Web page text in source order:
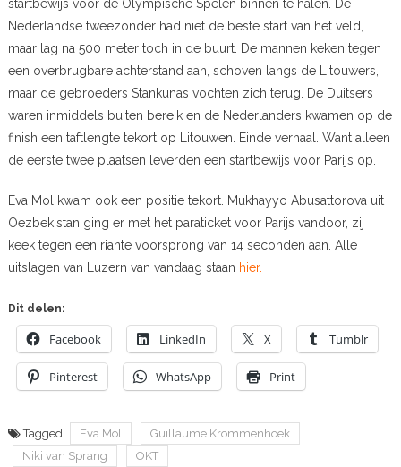
startbewijs voor de Olympische Spelen binnen te halen. De
Nederlandse tweezonder had niet de beste start van het veld,
maar lag na 500 meter toch in de buurt. De mannen keken tegen
een overbrugbare achterstand aan, schoven langs de Litouwers,
maar de gebroeders Stankunas vochten zich terug. De Duitsers
waren inmiddels buiten bereik en de Nederlanders kwamen op de
finish een taftlengte tekort op Litouwen. Einde verhaal. Want alleen
de eerste twee plaatsen leverden een startbewijs voor Parijs op.
Eva Mol kwam ook een positie tekort. Mukhayyo Abusattorova uit
Oezbekistan ging er met het paraticket voor Parijs vandoor, zij
keek tegen een riante voorsprong van 14 seconden aan. Alle
uitslagen van Luzern van vandaag staan hier.
Dit delen:
Facebook LinkedIn X Tumblr
Pinterest WhatsApp Print
Tagged Eva Mol
Guillaume Krommenhoek
Niki van Sprang
OKT